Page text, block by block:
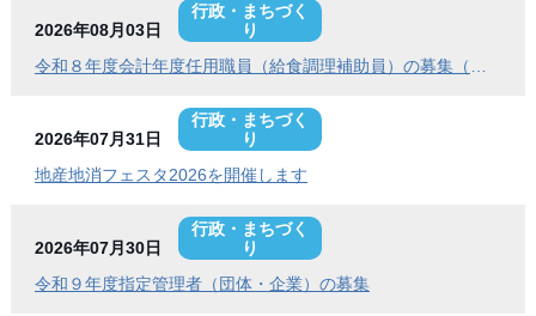
2026年08月03日
行政・まちづく
り
2026年07月31日
行政・まちづく
り
地産地消フェスタ2026を開催します
2026年07月30日
行政・まちづく
り
令和９年度指定管理者（団体・企業）の募集